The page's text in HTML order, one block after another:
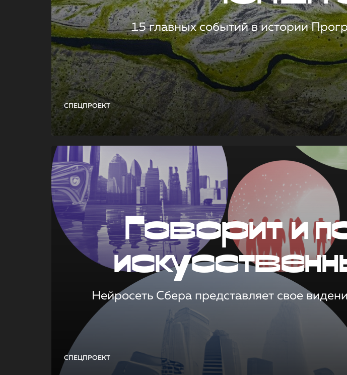
СПЕЦПРОЕКТ
15 главных событий в истории
СПЕЦПРОЕКТ
Говорит и
Нейросеть Сбера представляет свое